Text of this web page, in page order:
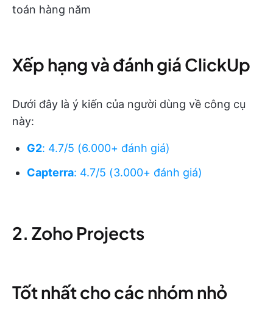
toán hàng năm
Xếp hạng và đánh giá ClickUp
Dưới đây là ý kiến của người dùng về công cụ
này:
G2: 4.7/5 (6.000+ đánh giá)
Capterra: 4.7/5 (3.000+ đánh giá)
2. Zoho Projects
Tốt nhất cho các nhóm nhỏ